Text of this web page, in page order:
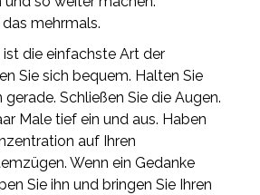
mehrmals.
die einfachste Art der
Sie sich bequem. Halten Sie
Schließen Sie die Augen.
Male tief ein und aus. Haben
auf Ihren
Wenn ein Gedanke
Sie ihn und bringen Sie Ihren